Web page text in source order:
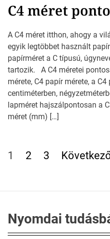
C4 méret
A C4 méret itthon, ahogy a
egyik legtöbbet használt
papírméret a C típusú,
tartozik. A C4 méretei
mérete, C4 papír mérete, a
centiméterben,
lapméret hajszálpontosan a
méret (mm) […]
B
e
g
z
é
1 2 3
Nyomdai